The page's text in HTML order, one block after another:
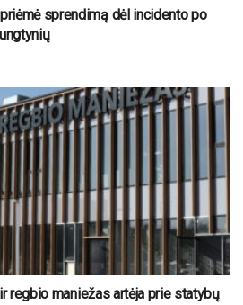
sprendimą dėl incidento po
regbio maniežas artėja prie statybų